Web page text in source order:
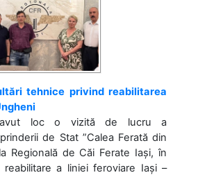
tehnice privind reabilitarea
loc o vizită de lucru a
de Stat ”Calea Ferată din
Regională de Căi Ferate Iași, în
a liniei feroviare Iași –